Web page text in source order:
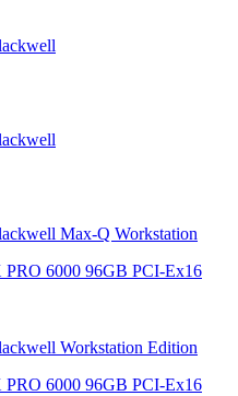
Max-Q Workstation
6000 96GB PCI-Ex16
Workstation Edition
6000 96GB PCI-Ex16